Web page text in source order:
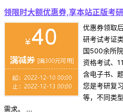
领限时大额优惠券,享本站正版考
优惠券领取
研考试考证
国500余所
资格考试、
含电子书、
您是考研复
等，不同类
需求。 ...